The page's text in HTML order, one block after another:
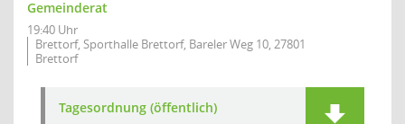
Gemeinderat
19:40 Uhr
Brettorf, Sporthalle Brettorf, Bareler Weg 10, 27801
Brettorf
Tagesordnung (öffentlich)